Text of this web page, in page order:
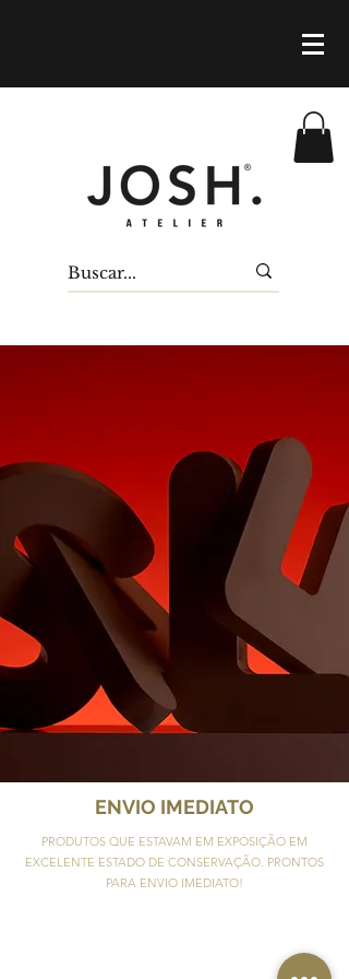
ENVIO IMEDIATO
PRODUTOS QUE ESTAVAM EM EXPOSIÇÃO EM
EXCELENTE ESTADO DE CONSERVAÇÃO. PRONTOS
PARA ENVIO IMEDIATO!